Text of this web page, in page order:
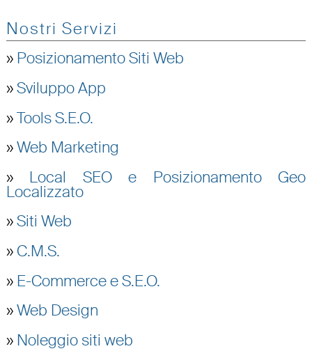
Nostri Servizi
» Posizionamento Siti Web
»Sviluppo App
»Tools S.E.O.
»Web Marketing
» Local SEO e Posizionamento Geo
Localizzato
»Siti Web
» C.M.S.
» E-Commerce e S.E.O.
»Web Design
» Noleggio siti web